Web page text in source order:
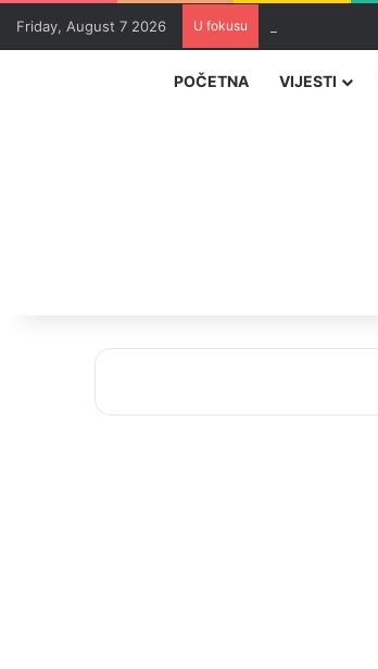
Friday, August 7 2026 U fokusu
POČETNA VIJESTI